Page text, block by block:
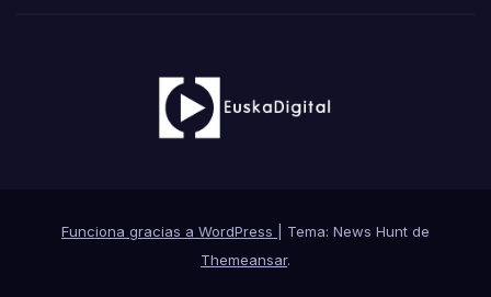
Funciona gracias a WordPress
Tema: News Hunt de
Themeansar.